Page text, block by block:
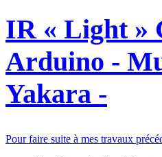
IR « Light »
Arduino -
Yakara -
Pour faire suite à mes travaux